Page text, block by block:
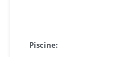
Piscine: